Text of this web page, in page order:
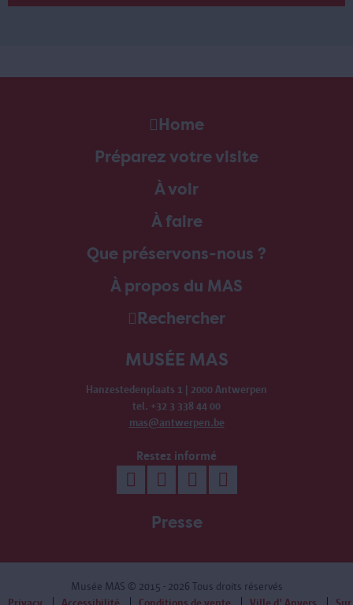
Home
Préparez votre visite
À voir
À faire
Que préservons-nous ?
À propos du MAS
Rechercher
MUSÉE MAS
Hanzestedenplaats 1 | 2000 Antwerpen
tel. +32 3 338 44 00
mas@antwerpen.be
Restez informé
Presse
Musée MAS © 2015 - 2026 Tous droits réservés